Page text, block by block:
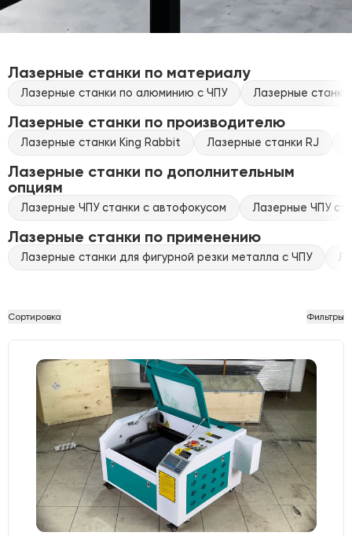
Лазерные станки по материалу
Лазерные станки по алюминию с ЧПУ Лазерные
Лазерные станки по производителю
Лазерные станки King Rabbit Лазерные станки RJ
Лазерные станки по дополнительным
опциям
Лазерные ЧПУ станки с автофокусом Лазерные ЧПУ
Лазерные станки по применению
Лазерные станки для фигурной резки металла с ЧПУ
Сортировка Фильтры